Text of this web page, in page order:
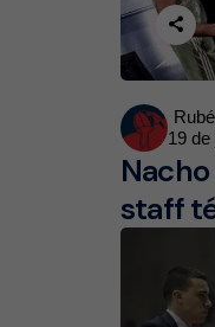
by
19 de
staff